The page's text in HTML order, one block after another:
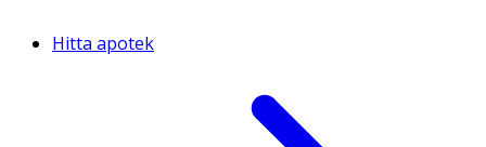
Hitta apotek